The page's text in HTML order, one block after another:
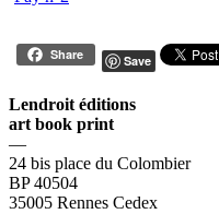
Share Save
Lendroit éditions
art book print
—
24 bis place du Colombier
BP 40504
35005 Rennes Cedex